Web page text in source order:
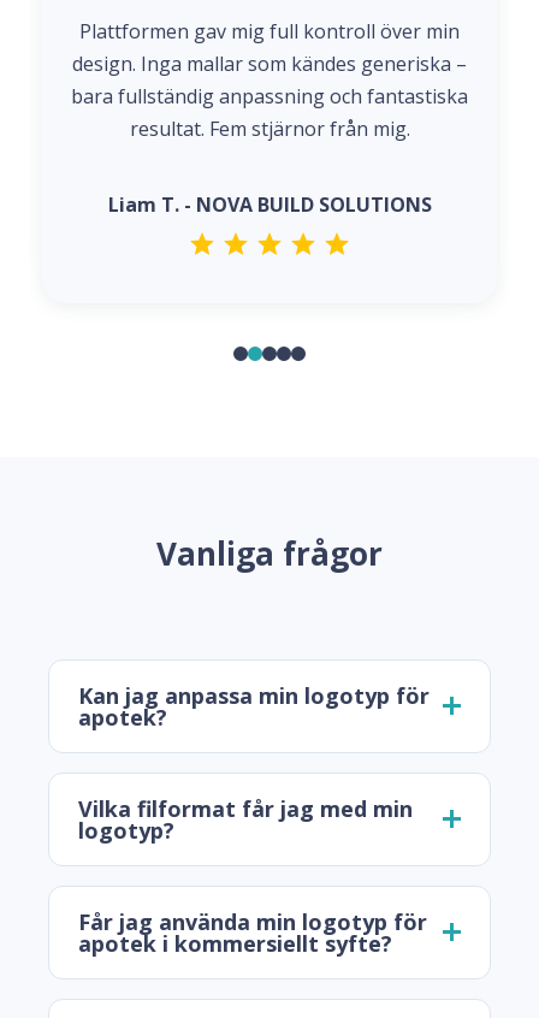
Plattformen gav mig full kontroll över min
design. Inga mallar som kändes generiska –
bara fullständig anpassning och fantastiska
resultat. Fem stjärnor från mig.
Liam T. - NOVA BUILD SOLUTIONS
Vanliga frågor
Kan jag anpassa min logotyp för
apotek?
Vilka filformat får jag med min
logotyp?
Får jag använda min logotyp för
apotek i kommersiellt syfte?